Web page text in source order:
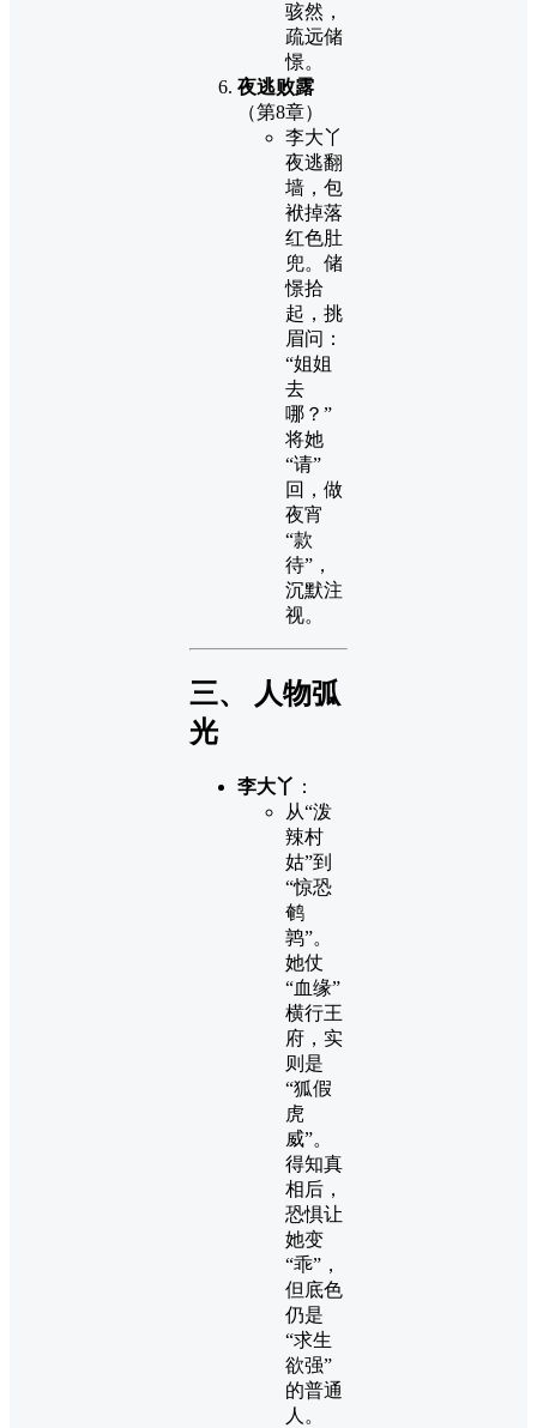
骇然，
疏远储
憬。
夜逃败露
（第8章）
李大丫
夜逃翻
墙，包
袱掉落
红色肚
兜。储
憬拾
起，挑
眉问：
“姐姐
去
哪？”
将她
“请”
回，做
夜宵
“款
待”，
沉默注
视。
三、 人物弧
光
李大丫 ：
从“泼
辣村
姑”到
“惊恐
鹌
鹑”。
她仗
“血缘”
横行王
府，实
则是
“狐假
虎
威”。
得知真
相后，
恐惧让
她变
“乖”，
但底色
仍是
“求生
欲强”
的普通
人。